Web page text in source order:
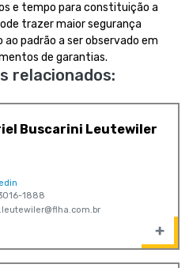
e tempo para constituição a
trazer maior segurança
padrão a ser observado em
de garantias.
relacionados:
Buscarini Leutewiler
1888